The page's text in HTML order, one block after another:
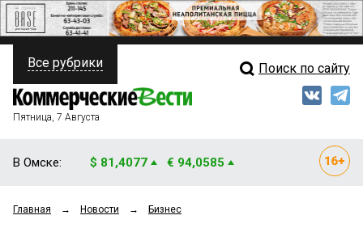
ПОЛИТИКА
ФИНАНСЫ
ОБЩЕСТВО
Свежий выпуск
Все рубрики Поиск по сайту
Пятница, 7 Августа
В Омске: $ 81,4077 € 94,0585
Главная → Новости → Бизнес